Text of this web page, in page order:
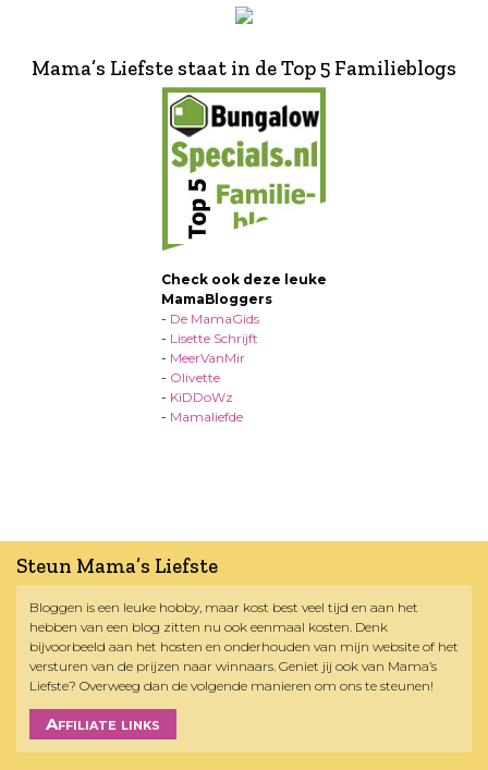
Mama’s Liefste staat in de Top 5 Familieblogs
Check ook deze leuke
MamaBloggers
- De MamaGids
- Lisette Schrijft
- MeerVanMir
- Olivette
- KiDDoWz
- Mamaliefde
Steun Mama’s Liefste
Bloggen is een leuke hobby, maar kost best veel tijd en aan het
hebben van een blog zitten nu ook eenmaal kosten. Denk
bijvoorbeeld aan het hosten en onderhouden van mijn website of het
versturen van de prijzen naar winnaars. Geniet jij ook van Mama’s
Liefste? Overweeg dan de volgende manieren om ons te steunen!
Affiliate links